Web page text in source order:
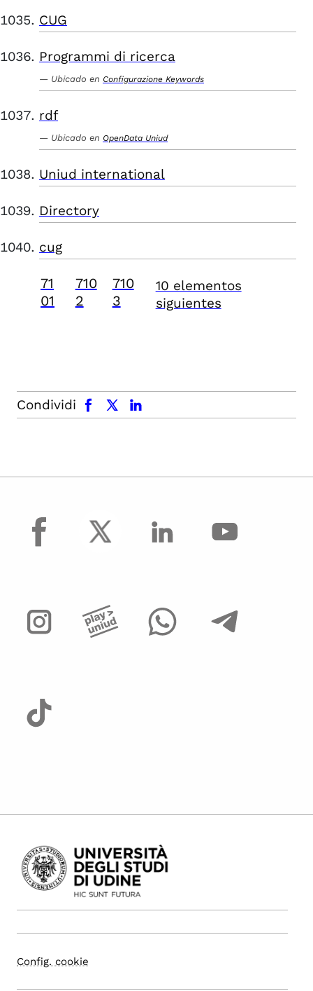
CUG
Programmi di ricerca
Ubicado en Configurazione Keywords
rdf
Ubicado en OpenData Uniud
Uniud international
Directory
cug
71
01
710
2
710
3
10 elementos
siguientes
Condividi
facebook x.com linkedin
facebook
Config. cookie